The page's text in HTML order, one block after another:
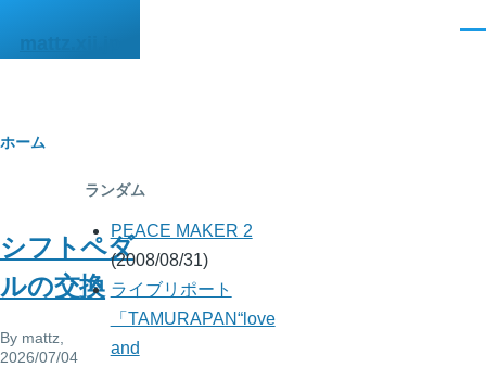
mattz.xii.jp
パ
ず
ホーム
シフトペダ
ルの交換
By mattz
2026/07/04
ランダム
PEACE MAKER 2
(2008/08/31)
ライブリポート
「TAMURAPAN“love
and